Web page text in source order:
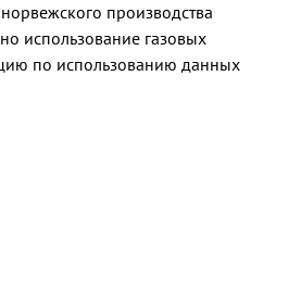
производства
использование газовых
по использованию данных